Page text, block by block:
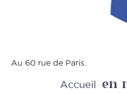
Au 60 rue de Paris.
Retour
Accueil en